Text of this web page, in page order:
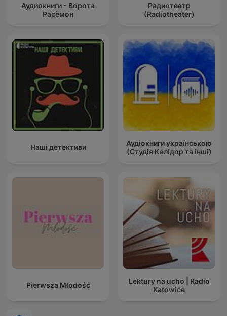
Аудиокниги - Ворота
Расёмон
Радиотеатр
(Radiotheater)
Наші детективи
Аудіокниги українською
(Студія Калідор та інші)
Pierwsza Młodość
Lektury na ucho | Radio
Katowice